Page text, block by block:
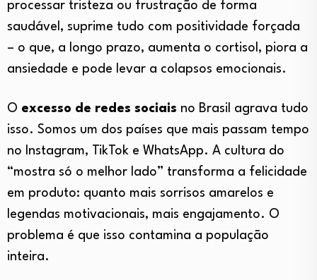
processar tristeza ou frustração de forma
saudável, suprime tudo com positividade forçada
– o que, a longo prazo, aumenta o cortisol, piora a
ansiedade e pode levar a colapsos emocionais.
O excesso de redes sociais no Brasil agrava tudo
isso. Somos um dos países que mais passam tempo
no Instagram, TikTok e WhatsApp. A cultura do
“mostra só o melhor lado” transforma a felicidade
em produto: quanto mais sorrisos amarelos e
legendas motivacionais, mais engajamento. O
problema é que isso contamina a população
inteira.